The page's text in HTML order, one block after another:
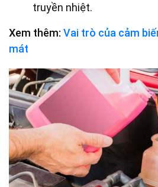
truyền nhiệt.
Xem thêm: Vai trò của cảm
mát